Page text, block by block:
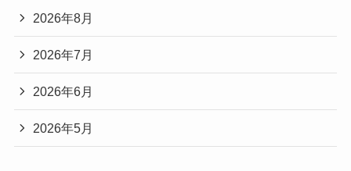
2026年8月
2026年7月
2026年6月
2026年5月